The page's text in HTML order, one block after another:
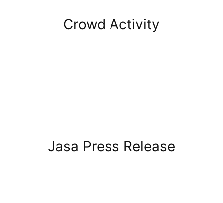
Crowd Activity
Jasa Press Release